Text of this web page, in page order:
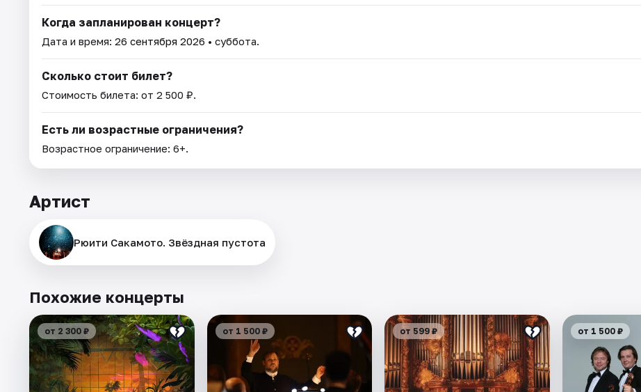
Когда запланирован концерт?
Дата и время: 26 сентября 2026 • суббота.
Сколько стоит билет?
Стоимость билета: от 2 500 ₽.
Есть ли возрастные ограничения?
Возрастное ограничение: 6+.
Артист
Рюити Сакамото. Звёздная пустота
Похожие концерты
от 2 300 ₽ от 1 500 ₽ от 599 ₽ от 1 500 ₽